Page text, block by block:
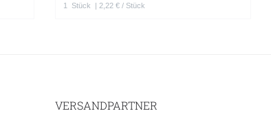
1 Stück | 2,22 € / Stück
VERSANDPARTNER